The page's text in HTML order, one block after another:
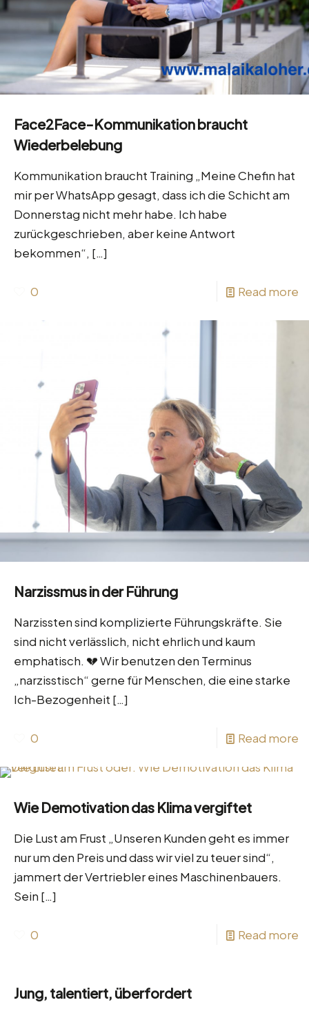
Face2Face-Kommunikation braucht
Wiederbelebung
Kommunikation braucht Training „Meine Chefin hat
mir per WhatsApp gesagt, dass ich die Schicht am
Donnerstag nicht mehr habe. Ich habe
zurückgeschrieben, aber keine Antwort
bekommen“, […]
0 Read more
Narzissmus in der Führung
Narzissten sind komplizierte Führungskräfte. Sie
sind nicht verlässlich, nicht ehrlich und kaum
emphatisch. 💔 Wir benutzen den Terminus
„narzisstisch“ gerne für Menschen, die eine starke
Ich-Bezogenheit […]
0 Read more
Wie Demotivation das Klima vergiftet
Die Lust am Frust „Unseren Kunden geht es immer
nur um den Preis und dass wir viel zu teuer sind“,
jammert der Vertriebler eines Maschinenbauers.
Sein […]
0 Read more
Jung, talentiert, überfordert